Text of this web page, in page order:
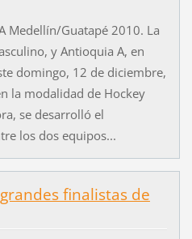
Medellín/Guatapé 2010. La
y Antioquia A, en
domingo, 12 de diciembre,
la modalidad de Hockey
se desarrolló el
los dos equipos...
finalistas de